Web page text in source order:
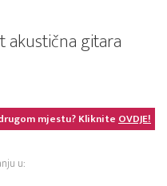
akustična gitara
mjestu? KlikniteOVDJE!
u: